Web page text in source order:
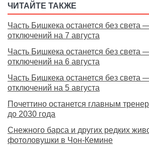
ЧИТАЙТЕ ТАКЖЕ
Часть Бишкека останется без света
отключений на 7 августа
Часть Бишкека останется без света
отключений на 6 августа
Часть Бишкека останется без света
отключений на 5 августа
Почеттино останется главным
до 2030 года
Снежного барса и других редких
фотоловушки в Чон-Кемине